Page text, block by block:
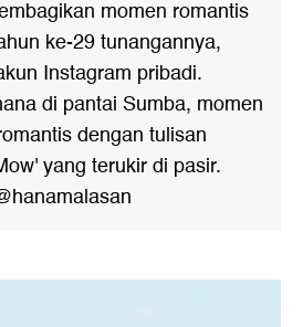
momen romantis
ke-29 tunangannya,
Instagram pribadi.
di pantai Sumba, momen
dengan tulisan
yang terukir di pasir.